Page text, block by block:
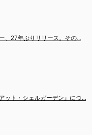
、27年ぶりリリース。その...
ット・シェルガーデン』につ...